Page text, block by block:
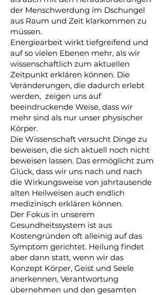
der Menschwerdung im Dschungel
aus Raum und Zeit klarkommen zu
müssen.
Energiearbeit wirkt tiefgreifend und
auf so vielen Ebenen mehr, als wir
wissenschaftlich zum aktuellen
Zeitpunkt erklären können. Die
Veränderungen, die dadurch erlebt
werden, zeigen uns auf
beeindruckende Weise, dass wir
mehr sind als nur unser physischer
Körper.
Die Wissenschaft versucht Dinge zu
beweisen, die sich aktuell noch nicht
beweisen lassen. Das ermöglicht zum
Glück, dass wir uns nach und nach
die Wirkungsweise von jahrtausende
alten Heilweisen auch endlich
medizinisch erklären können.
Der Fokus in unserem
Gesundheitssystem ist aus
Kostengründen oft alleinig auf das
Symptom gerichtet. Heilung findet
aber dann statt, wenn wir das
Konzept Körper, Geist und Seele
anerkennen, Verantwortung
übernehmen und den gesamten